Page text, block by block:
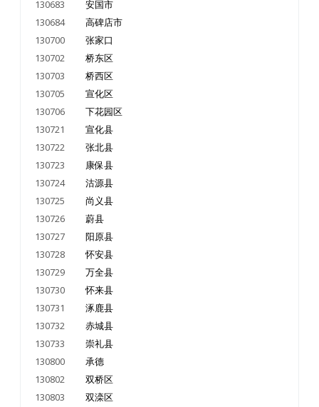
130683 安国市
130684 高碑店市
130700 张家口
130702 桥东区
130703 桥西区
130705 宣化区
130706 下花园区
130721 宣化县
130722 张北县
130723 康保县
130724 沽源县
130725 尚义县
130726 蔚县
130727 阳原县
130728怀安县
130729 万全县
130730怀来县
130731 涿鹿县
130732 赤城县
130733 崇礼县
130800 承德
130802 双桥区
130803 双滦区